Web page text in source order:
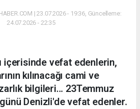
| 23.07.2026 - 19:36, Güncelleme:
24.07.2026 - 22:35
içerisinde vefat edenlerin,
kılınacağı cami ve
bilgileri... 23Temmuz
Denizli'de vefat edenler.